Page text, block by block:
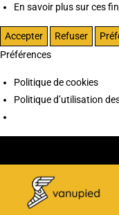
En savoir plus sur ces
Accepter Refuser
Préférences
Politique de cookies
Politique d’utilisation